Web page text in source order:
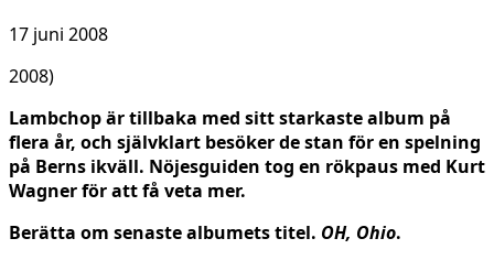
17 juni 2008
2008)
Lambchop är tillbaka med sitt starkaste album på
flera år, och självklart besöker de stan för en spelning
på Berns ikväll. Nöjesguiden tog en rökpaus med Kurt
Wagner för att få veta mer.
Berätta om senaste albumets titel. OH, Ohio.